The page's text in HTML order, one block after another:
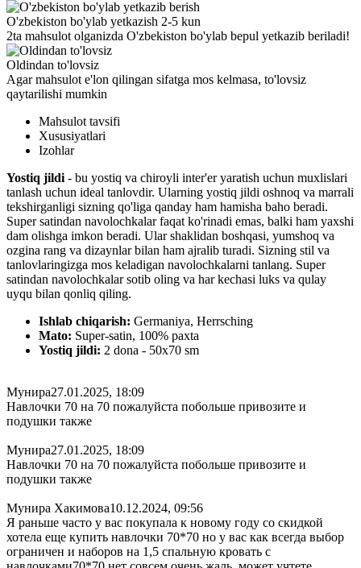
O'zbekiston bo'ylab yetkazish 2-5 kun
2ta mahsulot olganizda O'zbekiston bo'ylab bepul yetkazib beriladi!
Oldindan to'lovsiz
Agar mahsulot e'lon qilingan sifatga mos kelmasa, to'lovsiz
qaytarilishi mumkin
Mahsulot tavsifi
Xususiyatlari
Izohlar
Yostiq jildi - bu yostiq va chiroyli inter'er yaratish uchun muxlislari
tanlash uchun ideal tanlovdir. Ularning yostiq jildi oshnoq va marrali
tekshirganligi sizning qo'liga qanday ham hamisha baho beradi.
Super satindan navolochkalar faqat ko'rinadi emas, balki ham yaxshi
dam olishga imkon beradi. Ular shaklidan boshqasi, yumshoq va
ozgina rang va dizaynlar bilan ham ajralib turadi. Sizning stil va
tanlovlaringizga mos keladigan navolochkalarni tanlang. Super
satindan navolochkalar sotib oling va har kechasi luks va qulay
uyqu bilan qonliq qiling.
Ishlab chiqarish: Germaniya, Herrsching
Mato: Super-satin, 100% paxta
Yostiq jildi: 2 dona - 50x70 sm
Мунира27.01.2025, 18:09
Навлочки 70 на 70 пожалуйста побольше привозите и
подушки также
Мунира27.01.2025, 18:09
Навлочки 70 на 70 пожалуйста побольше привозите и
подушки также
Мунира Хакимова10.12.2024, 09:56
Я раньше часто у вас покупала к новому году со скидкой
хотела еще купить навлочки 70*70 но у вас как всегда выбор
ограничен и наборов на 1,5 спальную кровать с